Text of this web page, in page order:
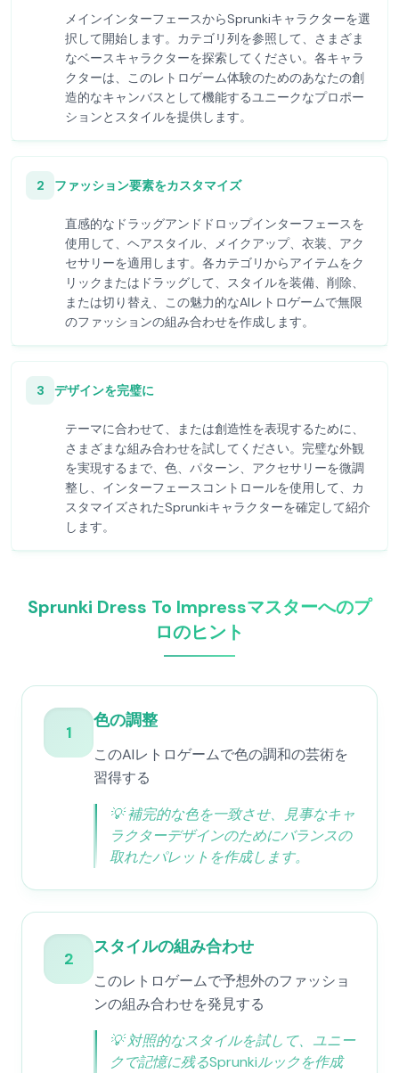
メインインターフェースからSprunkiキャラクターを選
択して開始します。カテゴリ列を参照して、さまざま
なベースキャラクターを探索してください。各キャラ
クターは、このレトロゲーム体験のためのあなたの創
造的なキャンバスとして機能するユニークなプロポー
ションとスタイルを提供します。
2 ファッション要素をカスタマイズ
直感的なドラッグアンドドロップインターフェースを
使用して、ヘアスタイル、メイクアップ、衣装、アク
セサリーを適用します。各カテゴリからアイテムをク
リックまたはドラッグして、スタイルを装備、削除、
または切り替え、この魅力的なAIレトロゲームで無限
のファッションの組み合わせを作成します。
3 デザインを完璧に
テーマに合わせて、または創造性を表現するために、
さまざまな組み合わせを試してください。完璧な外観
を実現するまで、色、パターン、アクセサリーを微調
整し、インターフェースコントロールを使用して、カ
スタマイズされたSprunkiキャラクターを確定して紹介
します。
Sprunki Dress To Impressマスターへのプ
ロのヒント
1
色の調整
このAIレトロゲームで色の調和の芸術を
習得する
💡補完的な色を一致させ、見事なキャ
ラクターデザインのためにバランスの
取れたパレットを作成します。
2
スタイルの組み合わせ
このレトロゲームで予想外のファッショ
ンの組み合わせを発見する
💡対照的なスタイルを試して、ユニー
クで記憶に残るSprunkiルックを作成